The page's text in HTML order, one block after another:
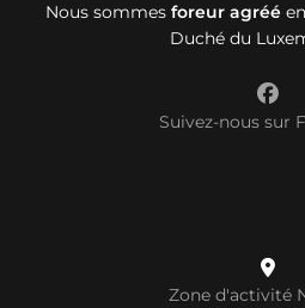
Nous sommes foreur agréé
Duché du
Suivez-nous sur
Zone d'activité